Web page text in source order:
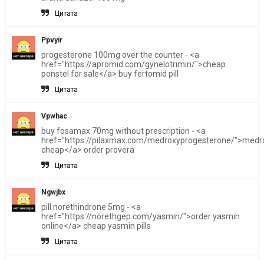
Цитата
Ppvyir
progesterone 100mg over the counter - <a
href="https://apromid.com/gynelotrimin/">cheap
ponstel for sale</a> buy fertomid pill
Цитата
Vpwhac
buy fosamax 70mg without prescription - <a
href="https://pilaxmax.com/medroxyprogesterone/
cheap</a> order provera
Цитата
Ngwjbx
pill norethindrone 5mg - <a
href="https://norethgep.com/yasmin/">order yasmin
online</a> cheap yasmin pills
Цитата